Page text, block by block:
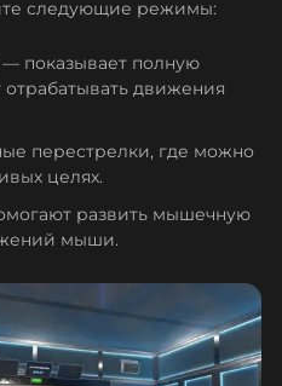
следующие режимы:
показывает полную
движения
перестрелки, где можно
целях.
развить мышечную
мыши.